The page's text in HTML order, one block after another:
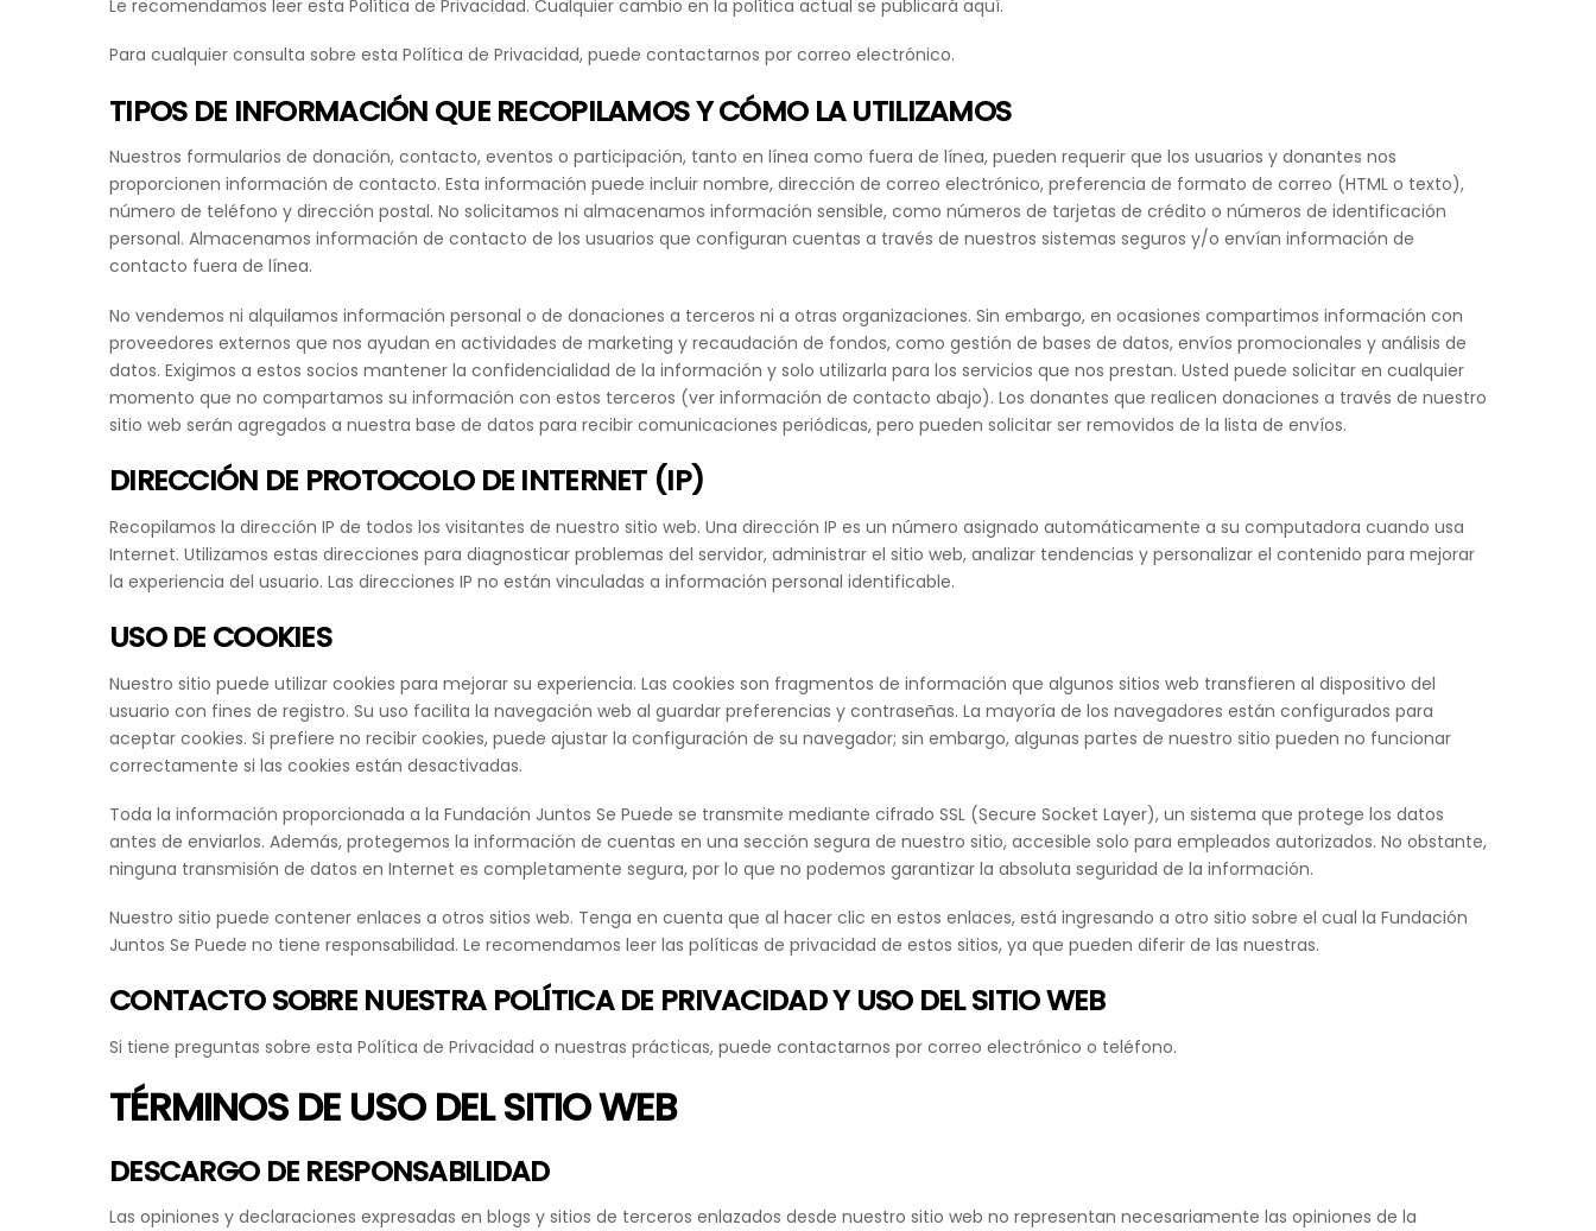
Le recomendamos leer esta Política de Privacidad. Cualquier cambio en la política actual se publicará aquí.
Para cualquier consulta sobre esta Política de Privacidad, puede contactarnos por correo electrónico.
TIPOS DE INFORMACIÓN QUE RECOPILAMOS Y CÓMO LA UTILIZAMOS
Nuestros formularios de donación, contacto, eventos o participación, tanto en línea como fuera de línea, pueden requerir que los usuarios y donantes nos
proporcionen información de contacto. Esta información puede incluir nombre, dirección de correo electrónico, preferencia de formato de correo (HTML o texto),
número de teléfono y dirección postal. No solicitamos ni almacenamos información sensible, como números de tarjetas de crédito o números de identificación
personal. Almacenamos información de contacto de los usuarios que configuran cuentas a través de nuestros sistemas seguros y/o envían información de
contacto fuera de línea.
No vendemos ni alquilamos información personal o de donaciones a terceros ni a otras organizaciones. Sin embargo, en ocasiones compartimos información con
proveedores externos que nos ayudan en actividades de marketing y recaudación de fondos, como gestión de bases de datos, envíos promocionales y análisis de
datos. Exigimos a estos socios mantener la confidencialidad de la información y solo utilizarla para los servicios que nos prestan. Usted puede solicitar en cualquier
momento que no compartamos su información con estos terceros (ver información de contacto abajo). Los donantes que realicen donaciones a través de nuestro
sitio web serán agregados a nuestra base de datos para recibir comunicaciones periódicas, pero pueden solicitar ser removidos de la lista de envíos.
DIRECCIÓN DE PROTOCOLO DE INTERNET (IP)
Recopilamos la dirección IP de todos los visitantes de nuestro sitio web. Una dirección IP es un número asignado automáticamente a su computadora cuando usa
Internet. Utilizamos estas direcciones para diagnosticar problemas del servidor, administrar el sitio web, analizar tendencias y personalizar el contenido para mejorar
la experiencia del usuario. Las direcciones IP no están vinculadas a información personal identificable.
USO DE COOKIES
Nuestro sitio puede utilizar cookies para mejorar su experiencia. Las cookies son fragmentos de información que algunos sitios web transfieren al dispositivo del
usuario con fines de registro. Su uso facilita la navegación web al guardar preferencias y contraseñas. La mayoría de los navegadores están configurados para
aceptar cookies. Si prefiere no recibir cookies, puede ajustar la configuración de su navegador; sin embargo, algunas partes de nuestro sitio pueden no funcionar
correctamente si las cookies están desactivadas.
Toda la información proporcionada a la Fundación Juntos Se Puede se transmite mediante cifrado SSL (Secure Socket Layer), un sistema que protege los datos
antes de enviarlos. Además, protegemos la información de cuentas en una sección segura de nuestro sitio, accesible solo para empleados autorizados. No obstante,
ninguna transmisión de datos en Internet es completamente segura, por lo que no podemos garantizar la absoluta seguridad de la información.
Nuestro sitio puede contener enlaces a otros sitios web. Tenga en cuenta que al hacer clic en estos enlaces, está ingresando a otro sitio sobre el cual la Fundación
Juntos Se Puede no tiene responsabilidad. Le recomendamos leer las políticas de privacidad de estos sitios, ya que pueden diferir de las nuestras.
CONTACTO SOBRE NUESTRA POLÍTICA DE PRIVACIDAD Y USO DEL SITIO WEB
Si tiene preguntas sobre esta Política de Privacidad o nuestras prácticas, puede contactarnos por correo electrónico o teléfono.
TÉRMINOS DE USO DEL SITIO WEB
DESCARGO DE RESPONSABILIDAD
Las opiniones y declaraciones expresadas en blogs y sitios de terceros enlazados desde nuestro sitio web no representan necesariamente las opiniones de la